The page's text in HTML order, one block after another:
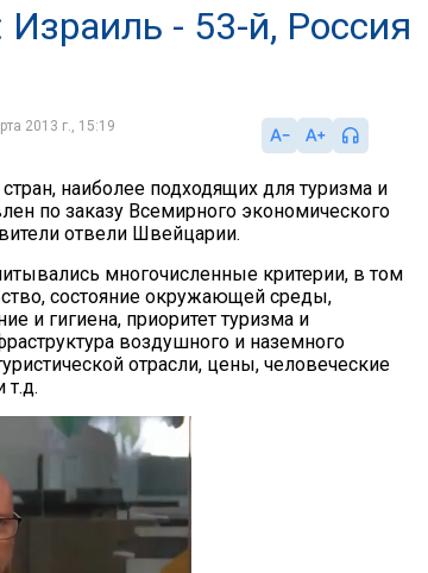
- 53-й, Россия
2013 г., 15:19
стран, наиболее подходящих для туризма и
по заказу Всемирного экономического
отвели Швейцарии.
многочисленные критерии, в том
состояние окружающей среды,
и гигиена, приоритет туризма и
воздушного и наземного
отрасли, цены, человеческие
т.д.